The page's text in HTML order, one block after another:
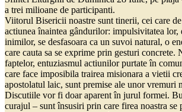
a trei milioane de participanti.
Viitorul Bisericii noastre sunt tinerii, cei care
actiunea înaintea gândurilor: impulsivitatea lor,
inimilor, se desfasoara ca un suvoi natural, o
care cauta sa se exprime prin gesturi concrete.
faptelor, entuziasmul actiunilor purtate în
care face imposibila trairea misionara a vietii
apostolatul laic, sunt premise ale unor vremuri
Discutiile vor fi doar aparent în jurul formei.
curajul – sunt însusiri prin care firea noastra se